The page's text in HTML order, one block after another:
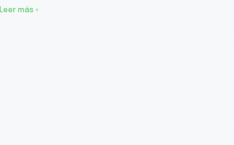
Leer más »